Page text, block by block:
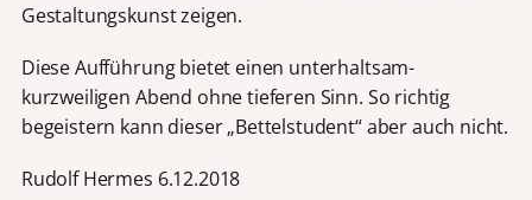
Gestaltungskunst zeigen.
Diese Aufführung bietet einen unterhaltsam-
kurzweiligen Abend ohne tieferen Sinn. So richtig
begeistern kann dieser „Bettelstudent“ aber auch nicht.
Rudolf Hermes 6.12.2018